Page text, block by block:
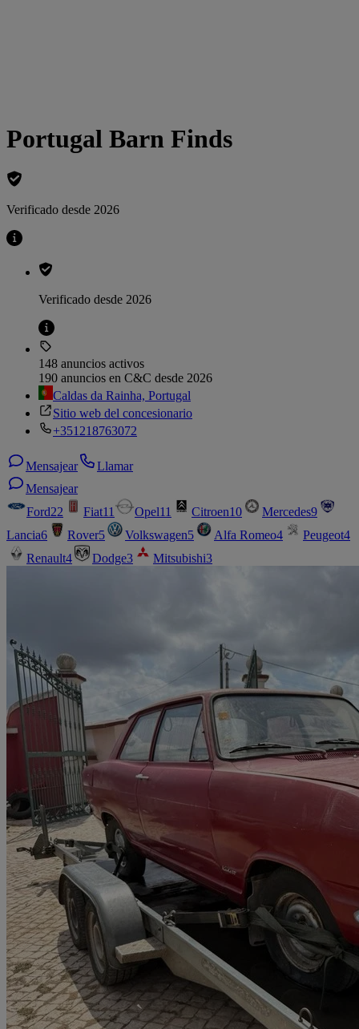
Portugal Barn Finds
Verificado desde 2026
Verificado desde 2026
148 anuncios activos
190 anuncios en C&C desde 2026
Caldas da Rainha, Portugal
Sitio web del concesionario
+351218763072
Mensajear
Llamar
Mensajear
Ford22 Fiat11 Opel11 Citroen10 Mercedes9
Lancia6 Rover5 Volkswagen5 Alfa Romeo4 Peugeot4
Renault4 Dodge3 Mitsubishi3